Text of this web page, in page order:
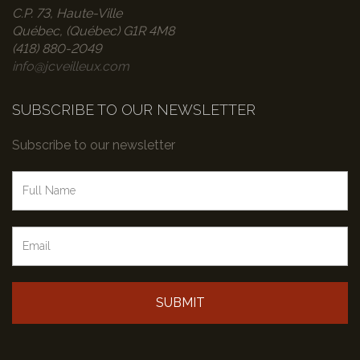
C.P. 73, Haute-Ville
Québec, (Québec) G1R 4M8
(418) 880-2049
info@jcveilleux.com
SUBSCRIBE TO OUR NEWSLETTER
Subscribe to our newsletter
SUBMIT